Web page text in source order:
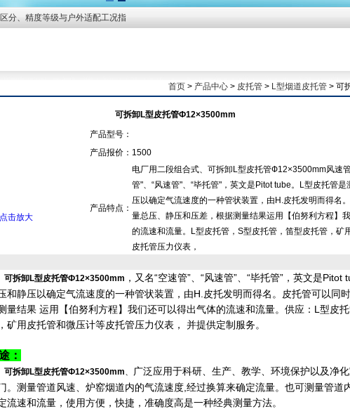
分、精度等级与户外适配工况指
首页 > 产品中心 > 皮托管 > L型烟道皮托管 > 可
可拆卸L型皮托管Ф12×3500mm
击放大
产品型号：
产品报价： 1500
产品特点：
电厂用二段组合式、可拆卸L型皮托管Ф12×3500mm风速
管"、“风速管"、“毕托管"，英文是Pitot tube。L型皮托管
压以确定气流速度的一种管状装置，由H.皮托发明而得名
量总压、静压和压差，根据测量结果运用【伯努利方程】
的流速和流量。L型皮托管，S型皮托管，笛型皮托管，矿
皮托管压力仪表，
可拆卸L型皮托管Ф12×3500mm ，又名“空速管”、“风速管”、“毕托管”，英文是Pitot
和静压以确定气流速度的一种管状装置，由H.皮托发明而得名。皮托管可以同
量结果 运用【伯努利方程】我们还可以得出气体的流速和流量。供应：L型皮
矿用皮托管和微压计等皮托管压力仪表， 并提供定制服务。
：
可拆卸L型皮托管Ф12×3500mm、
广泛应用于科研、生产、教学、环境保护以及净
。测量管道风速、炉窑烟道内的气流速度,经过换算来确定流量。也可测量管道
流速和流量，使用方便，快捷，准确度高是一种经典测量方法。